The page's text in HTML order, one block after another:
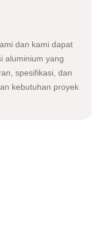
dan kami dapat
aluminium yang
spesifikasi, dan
kebutuhan proyek